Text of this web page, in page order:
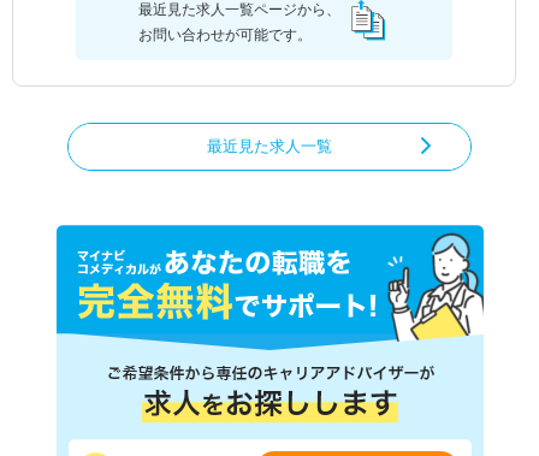
最近見た求人一覧ページから、
お問い合わせが可能です。
最近見た求人一覧